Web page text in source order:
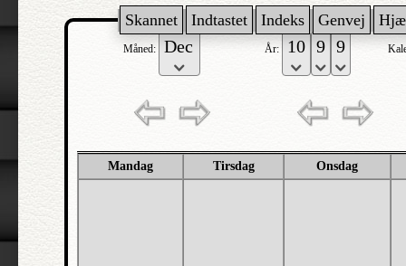
Skannet Indtastet Indeks Genvej
Måned: År:
Mandag Tirsdag Onsdag